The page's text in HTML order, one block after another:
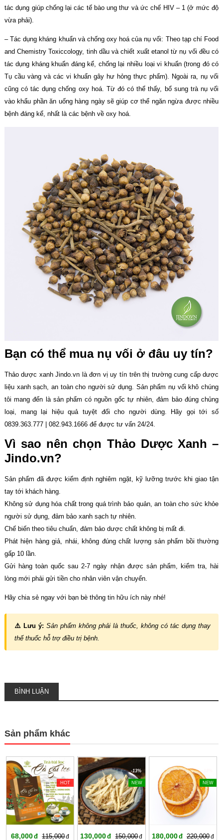
tác dụng giúp chống lại các tế bào ung thư và ức chế HIV – 1 (ở mức độ
vừa phải).
– Tác dụng kháng khuẩn và chống oxy hoá của nụ vối: Theo tạp chí Food
and Chemistry Toxiccology, tinh dầu và chiết xuất etanol từ nụ vối đều có
tác dụng kháng khuẩn đáng kể, chống lại nhiều loại vi khuẩn (trong đó có
Tụ cầu vàng và các vi khuẩn gây hư hỏng thực phẩm). Ngoài ra, nụ vối
cũng có tác dụng chống oxy hoá. Từ đó có thể thấy, bổ sung trà nụ vối
vào khẩu phần ăn uống hàng ngày sẽ giúp cơ thể ngăn ngừa được nhiều
bệnh đáng kể, nhất là các bệnh về oxy hoá.
Bạn có thể mua nụ vối ở đâu uy tín?
Thảo dược xanh Jindo.vn là đơn vị uy tín trên thị trường cung cấp dược
liệu xanh sạch, an toàn cho người sử dụng. Sản phẩm nụ vối khô chúng
tôi mang đến là sản phẩm có nguồn gốc tự nhiên, đảm bảo đúng chủng
loại, mang lại hiệu quả tuyệt đối cho người dùng. Hãy gọi tới số
0839.363.777 | 082.943.1666 để được tư vấn 24/24.
Vì sao nên chọn Thảo Dược Xanh –
Jindo.vn?
Sản phẩm đã được kiểm định nghiêm ngặt, kỹ lưỡng trước khi giao tận
tay tới khách hàng.
Không sử dụng hóa chất trong quá trình bảo quản, an toàn cho sức khỏe
người sử dụng, đảm bảo xanh sạch tự nhiên.
Chế biến theo tiêu chuẩn, đảm bảo dược chất không bị mất đi.
Phát hiện hàng giả, nhái, không đúng chất lượng sản phẩm bồi thường
gấp 10 lần.
Gửi hàng toàn quốc sau 2-7 ngày nhận được sản phẩm, kiểm tra, hài
lòng mới phải gửi tiền cho nhân viên vận chuyển.
Hãy chia sẻ ngay với bạn bè thông tin hữu ích này nhé!
⚠️ Lưu ý: Sản phẩm không phải là thuốc, không có tác dụng thay
thế thuốc hỗ trợ điều trị bệnh.
BÌNH LUẬN
Sản phẩm khác
-40%
HOT
68,000 115,000
-13%
NEW
130,000 150,000
NEW
180,000 220,000